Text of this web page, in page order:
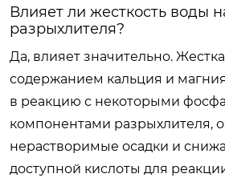
Влияет ли жесткость воды
разрыхлителя?
Да, влияет значительно.
содержанием кальция и
в реакцию с некоторыми
компонентами разрыхлителя,
нерастворимые осадки и
доступной кислоты для